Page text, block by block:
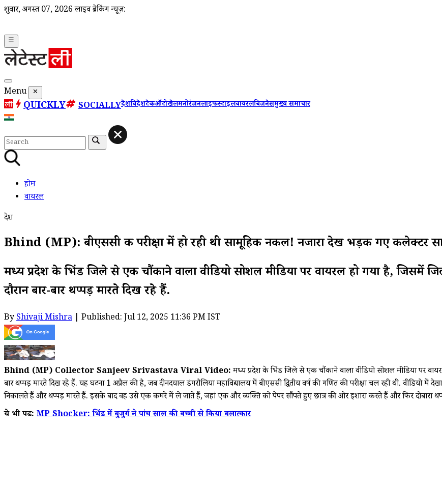
शुक्रवार, अगस्त 07, 2026 लाइव ब्रेकिंग न्यूज़:
☰
Menu ✕
QUICKLY SOCIALLYदेशविदेशटेकऑटोखेलमनोरंजनलाइफस्टाइलवायरलबिजनेसमुख्य समाचार
होम
वायरल
देश
Bhind (MP): बीएससी की परीक्षा में हो रही थी सामूहिक नकल! नजारा देख भड़क गए
मध्य प्रदेश के भिंड जिले से एक चौंकाने वाला वीडियो सोशल मीडिया पर वायरल हो गया है, जिसमें
दौरान बार-बार थप्पड़ मारते दिख रहे हैं.
ByShivaji Mishra | Published: Jul 12, 2025 11:36 PM IST
Bhind (MP) Collector Sanjeev Srivastava Viral Video:मध्य प्रदेश के भिंड जिले से एक चौंकाने वाला वीडियो सोशल मीडिया पर
बार थप्पड़ मारते दिख रहे हैं. यह घटना 1 अप्रैल की है, जब दीनदयाल डंगरौलिया महाविद्यालय में बीएससी द्वितीय वर्ष की गणित की परीक्षा चल रही थी.
निकालते हैं और थप्पड़ मारते हैं. इसके बाद वह उसे एक कमरे में ले जाते हैं, जहां एक और व्यक्ति को पेपर सौंपते हुए छात्र की ओर इशारा करते हैं और फिर दोबारा
ये भी पढें: MP Shocker: भिंड में बुजुर्ग ने पांच साल की बच्ची से किया बलात्कार